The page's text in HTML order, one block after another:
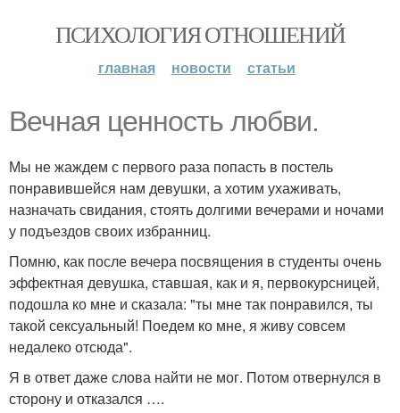
ПСИХОЛОГИЯ ОТНОШЕНИЙ
главная новости статьи
Вечная ценность любви.
Мы не жаждем с первого раза попасть в постель
понравившейся нам девушки, а хотим ухаживать,
назначать свидания, стоять долгими вечерами и ночами
у подъездов своих избранниц.
Помню, как после вечера посвящения в студенты очень
эффектная девушка, ставшая, как и я, первокурсницей,
подошла ко мне и сказала: "ты мне так понравился, ты
такой сексуальный! Поедем ко мне, я живу совсем
недалеко отсюда".
Я в ответ даже слова найти не мог. Потом отвернулся в
сторону и отказался ….